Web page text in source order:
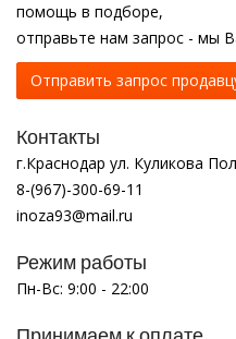
помощь в подборе,
отправьте нам запрос - мы
Отправить запрос
Контакты
г.Краснодар ул. Куликова
8-(967)-300-69-11
inoza93@mail.ru
Режим работы
Пн-Вс: 9:00 - 22:00